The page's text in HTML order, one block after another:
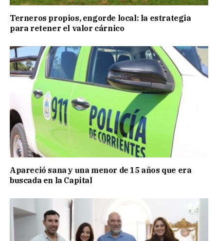
Terneros propios, engorde local: la estrategia
para retener el valor cárnico
Apareció sana y una menor de 15 años que era
buscada en la Capital